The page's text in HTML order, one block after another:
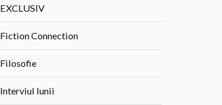
EXCLUSIV
Fiction Connection
Filosofie
Interviul lunii